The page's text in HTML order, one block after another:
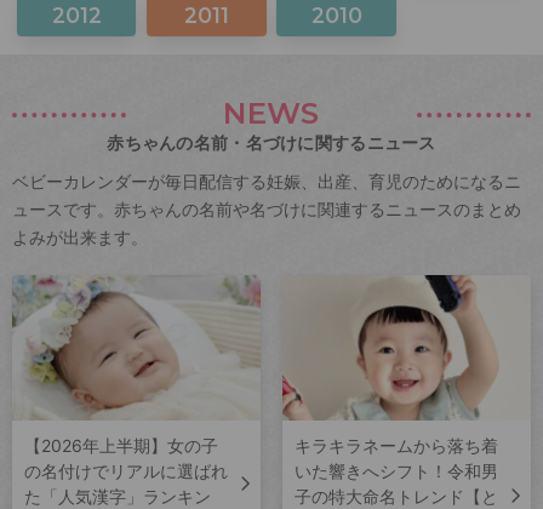
2012 2011 2010
NEWS
赤ちゃんの名前・名づけに関するニュース
ベビーカレンダーが毎日配信する妊娠、出産、育児のためになるニ
ュースです。赤ちゃんの名前や名づけに関連するニュースのまとめ
よみが出来ます。
【2026年上半期】女の子
の名付けでリアルに選ばれ
た「人気漢字」ランキン
キラキラネームから落ち着
いた響きへシフト！令和男
子の特大命名トレンド【と